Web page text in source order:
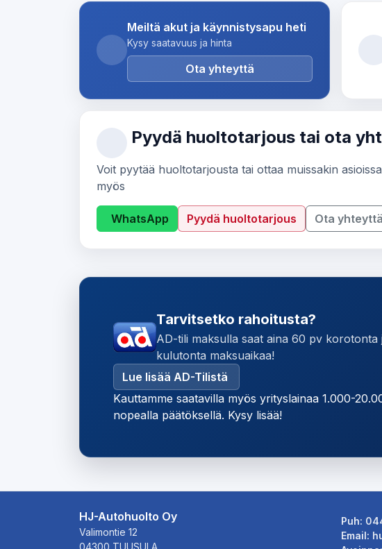
Meiltä akut ja käynnistysapu heti
Kysy saatavuus ja hinta
Ota yhteyttä
Pyydä huoltotarjous tai ota
Voit pyytää huoltotarjousta tai ottaa muissakin
myös
WhatsApp Pyydä huoltotarjous Ota yhteyttä
Tarvitsetko rahoitusta?
AD-tili maksulla saat aina 60 pv korotonta
kulutonta maksuaikaa!
Lue lisää AD-Tilistä
Kauttamme saatavilla myös yrityslainaa 1.000-
nopealla päätöksellä. Kysy lisää!
HJ-Autohuolto Oy
Valimontie 12
04300 TUUSULA
Puh:
Email: